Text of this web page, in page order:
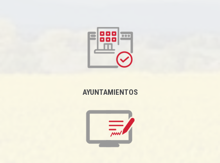
AYUNTAMIENTOS